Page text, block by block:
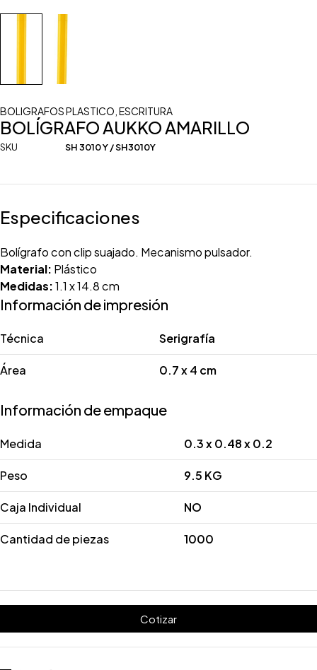
BOLIGRAFOS PLASTICO ESCRITURA
BOLÍGRAFO AUKKO AMARILLO
SKU SH 3010 Y / SH3010Y
Especificaciones
Bolígrafo con clip suajado. Mecanismo pulsador.
Material: Plástico
Medidas:1.1 x 14.8 cm
Información de impresión
Técnica Serigrafía
Área 0.7 x 4 cm
Información de empaque
Medida 0.3 x 0.48 x 0.2
Peso 9.5 KG
Caja Individual NO
Cantidad de piezas 1000
Cotizar